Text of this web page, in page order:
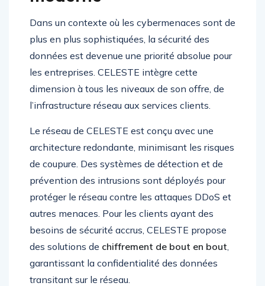
Dans un contexte où les cybermenaces sont de
plus en plus sophistiquées, la sécurité des
données est devenue une priorité absolue pour
les entreprises. CELESTE intègre cette
dimension à tous les niveaux de son offre, de
l’infrastructure réseau aux services clients.
Le réseau de CELESTE est conçu avec une
architecture redondante, minimisant les risques
de coupure. Des systèmes de détection et de
prévention des intrusions sont déployés pour
protéger le réseau contre les attaques DDoS et
autres menaces. Pour les clients ayant des
besoins de sécurité accrus, CELESTE propose
des solutions de chiffrement de bout en bout
garantissant la confidentialité des données
transitant sur le réseau.